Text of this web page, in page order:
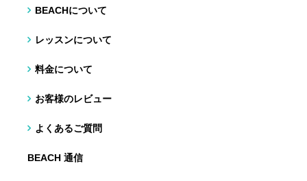
BEACHについて
レッスンについて
料金について
お客様のレビュー
よくあるご質問
BEACH 通信